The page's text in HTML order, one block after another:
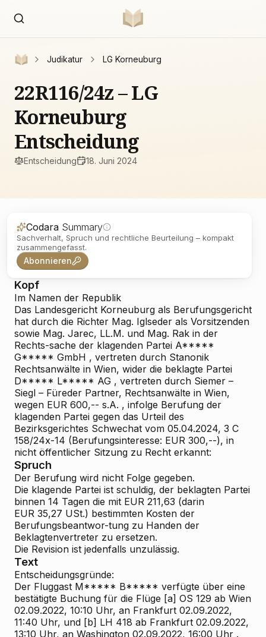
Judikatur LG Korneuburg
22R116/24z – LG
Korneuburg
Entscheidung
Entscheidung 18. Juni 2024
Codara Summary
Sachverhalt, Spruch und rechtliche Beurteilung – kompakt
zusammengefasst.
Abonnieren
Kopf
Im Namen der Republik
Das Landesgericht Korneuburg als Berufungsgericht
hat durch die Richter Mag. Iglseder als Vorsitzenden
sowie Mag. Jarec, LL.M. und Mag. Rak in der
Rechts-sache der klagenden Partei A*****
G***** GmbH , vertreten durch Stanonik
Rechtsanwälte in Wien, wider die beklagte Partei
D***** L***** AG , vertreten durch Siemer –
Siegl – Füreder Partner, Rechtsanwälte in Wien,
wegen EUR 600,-- s.A. , infolge Berufung der
klagenden Partei gegen das Urteil des
Bezirksgerichtes Schwechat vom 05.04.2024, 3 C
158/24x-14 (Berufungsinteresse: EUR 300,--), in
nicht öffentlicher Sitzung zu Recht erkannt:
Spruch
Der Berufung wird nicht Folge gegeben.
Die klagende Partei ist schuldig, der beklagten Partei
binnen 14 Tagen die mit EUR 211,63 (darin
EUR 35,27 USt.) bestimmten Kosten der
Berufungsbeantwor-tung zu Handen der
Beklagtenvertreter zu ersetzen.
Die Revision ist jedenfalls unzulässig.
Text
Entscheidungsgründe:
Der Fluggast M***** B***** verfügte über eine
bestätigte Buchung für die Flüge [a] OS 129 ab Wien
02.09.2022, 10:10 Uhr, an Frankfurt 02.09.2022,
11:40 Uhr, und [b] LH 418 ab Frankfurt 02.09.2022,
13:10 Uhr, an Washington 02.09.2022, 16:00 Uhr .